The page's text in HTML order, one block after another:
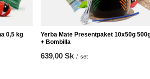
0,5 kg
Yerba Mate Presentpaket 10x50g
+ Bombilla
639,00 Sk / set